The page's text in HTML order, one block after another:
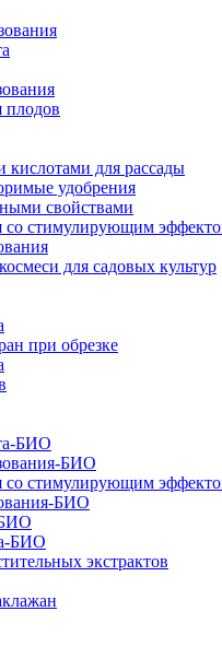
плодов
для рассады
удобрения
свойствами
со стимулирующим
для садовых культур
при обрезке
БИО
БИО
со стимулирующим
БИО
БИО
экстрактов